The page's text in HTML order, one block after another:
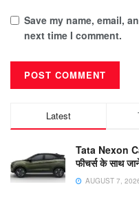
Save my name, email,
next time I comment.
Latest
Tata Nexon
फीचर्स के साथ
AUGUST 7,